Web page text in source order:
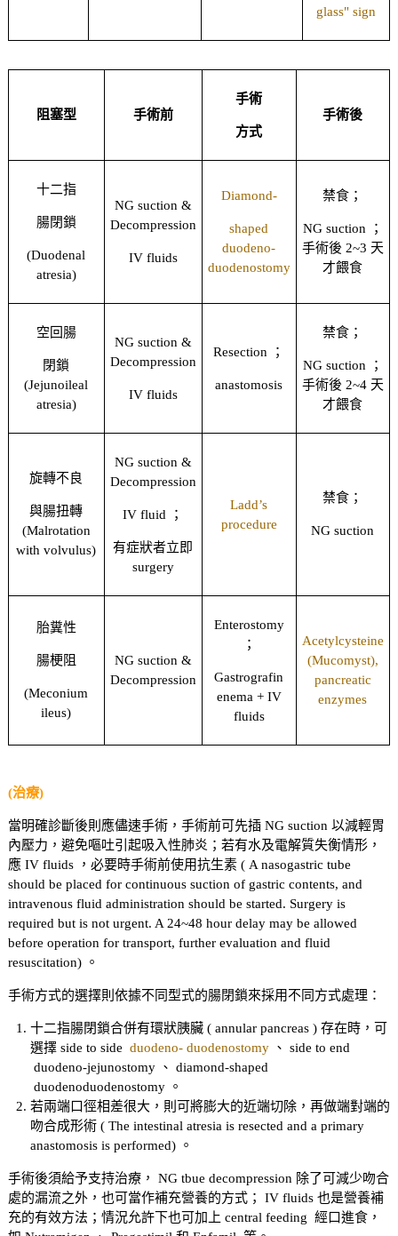
glass" sign
阻塞型 手術前
手術
方式
手術後
十二指
腸閉鎖
(Duodenal
atresia)
NG suction &
Decompression
IV fluids
Diamond-
shaped
duodeno-
duodenostomy
禁食；
NG suction ；
手術後 2~3 天
才餵食
空回腸
閉鎖
(Jejunoileal
atresia)
NG suction &
Decompression
IV fluids
Resection ；
anastomosis
禁食；
NG suction ；
手術後 2~4 天
才餵食
旋轉不良
與腸扭轉
(Malrotation
with volvulus)
NG suction &
Decompression
IV fluid ；
有症狀者立即
surgery
Ladd’s
procedure
禁食；
NG suction
胎糞性
腸梗阻
(Meconium
ileus)
NG suction &
Decompression
Enterostomy
；
Gastrografin
enema + IV
fluids
Acetylcysteine
(Mucomyst),
pancreatic
enzymes
(治療)
當明確診斷後則應儘速手術，手術前可先插 NG suction 以減輕胃
內壓力，避免嘔吐引起吸入性肺炎；若有水及電解質失衡情形，
應 IV fluids ，必要時手術前使用抗生素 ( A nasogastric tube
should be placed for continuous suction of gastric contents, and
intravenous fluid administration should be started. Surgery is
required but is not urgent. A 24~48 hour delay may be allowed
before operation for transport, further evaluation and fluid
resuscitation) 。
手術方式的選擇則依據不同型式的腸閉鎖來採用不同方式處理：
十二指腸閉鎖合併有環狀胰臟 ( annular pancreas ) 存在時，可
選擇 side to side duodeno- duodenostomy 、 side to end
duodeno-jejunostomy 、 diamond-shaped
duodenoduodenostomy 。
若兩端口徑相差很大，則可將膨大的近端切除，再做端對端的
吻合成形術 ( The intestinal atresia is resected and a primary
anastomosis is performed) 。
手術後須給予支持治療， NG tbue decompression 除了可減少吻合
處的漏流之外，也可當作補充營養的方式； IV fluids 也是營養補
充的有效方法；情況允許下也可加上 central feeding 經口進食，